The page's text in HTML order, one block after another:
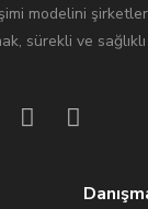
modelini
sürekli ve